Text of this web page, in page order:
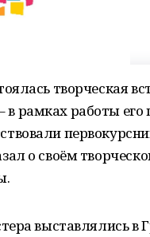
творческая
рамках работы его
о своём
выставлялись в